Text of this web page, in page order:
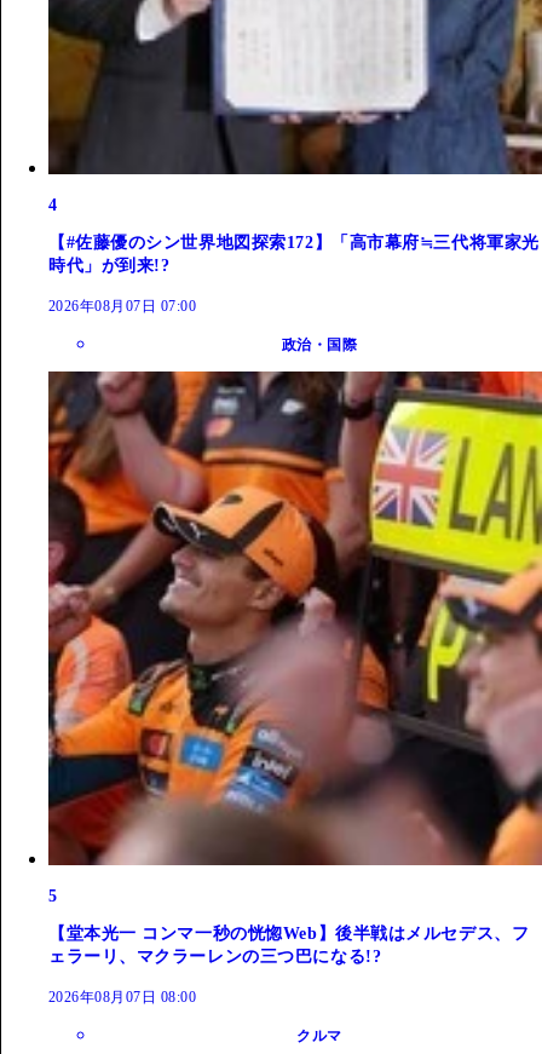
4
【#佐藤優のシン世界地図探索172】「高市幕府≒三代将軍家光
時代」が到来!?
2026年08月07日 07:00
政治・国際
5
【堂本光一 コンマ一秒の恍惚Web】後半戦はメルセデス、フ
ェラーリ、マクラーレンの三つ巴になる!?
2026年08月07日 08:00
クルマ